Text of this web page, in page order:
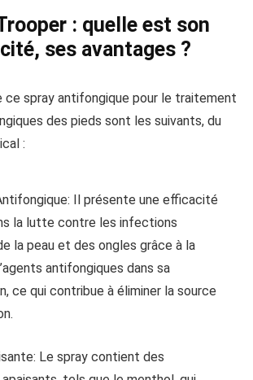
: quelle est son
ses avantages ?
ce spray antifongique pour le traitement
des pieds sont les suivants, du
:
Il présente une efficacité
la lutte contre les infections
la peau et des ongles grâce à la
antifongiques dans sa
ce qui contribue à éliminer la source
Le spray contient des